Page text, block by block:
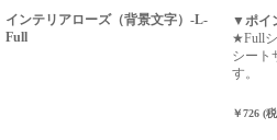
インテリアローズ（背景文字）-L-
Full
▼ポイ
★Full
シート
す。
￥726 (